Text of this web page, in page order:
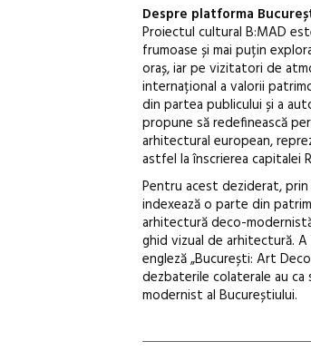
Despre platforma
Proiectul cultural B:MAD
frumoase și mai puțin
oraș, iar pe vizitatori de
internațional a valorii
din partea publicului și a
propune să redefinească
arhitectural european,
astfel la înscrierea capitalei
Pentru acest deziderat,
indexează o parte din
arhitectură deco-
ghid vizual de arhitectură.
engleză „București: Art
dezbaterile colaterale au
modernist al Bucureștiului.